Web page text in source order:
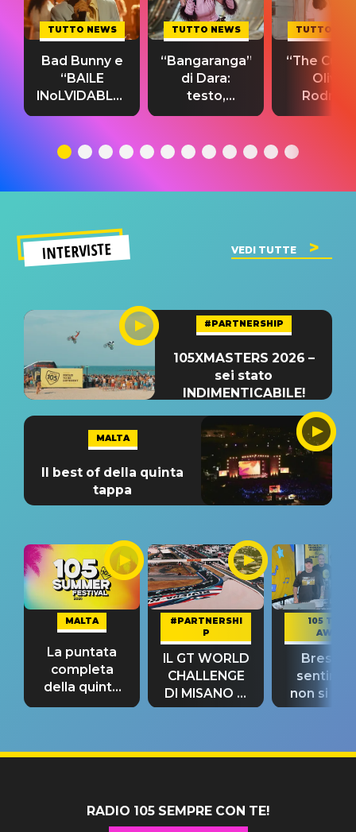
TUTTO NEWS
Bad Bunny e
“BAILE
INoLVIDABLE”:
testo,
significato
TUTTO NEWS
“Bangaranga”
di Dara:
testo,
traduzione e
del singolo
TUTTO
“The
Olivia
testo,
INTERVISTE VEDI TUTTE
#PARTNERSHIP
105XMASTERS 2026 –
sei stato
INDIMENTICABILE!
MALTA
Il best of della quinta
tappa
MALTA
La puntata
completa
della quinta
tappa
#PARTNERSHI
P
IL GT WORLD
CHALLENGE
DI MISANO si
riconferma
105 TAKE
AWAY
Bresh:
non si
fino alla
RADIO 105 SEMPRE CON TE!